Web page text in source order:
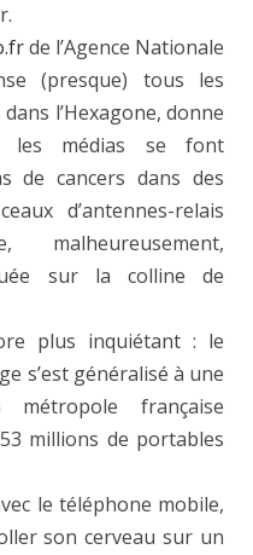
de l’Agence Nationale
(presque) tous les
l’Hexagone, donne
les médias se font
de cancers dans des
d’antennes-relais
sur la colline de
plus inquiétant : le
s’est généralisé à une
métropole française
millions de portables
le téléphone mobile,
son cerveau sur un